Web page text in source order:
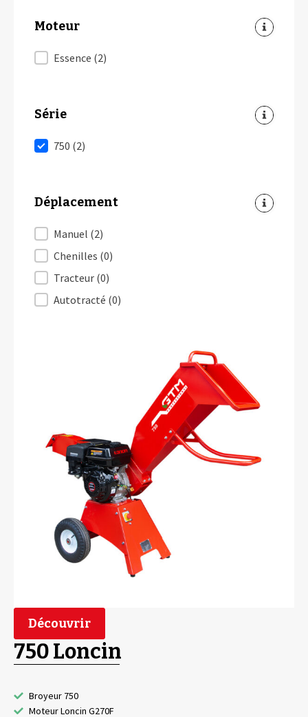
Moteur
MoteurEssence (2)
Série
Série750 (2)
Déplacement
Déplacement
Manuel (2)
Chenilles (0)
Tracteur (0)
Autotracté (0)
Découvrir
750 Loncin
Broyeur 750
Moteur Loncin G270F